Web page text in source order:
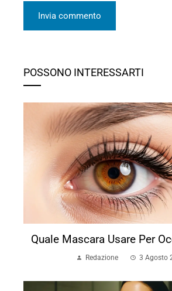
POSSONO INTERESSARTI
Quale Mascara Usare Per
Redazione 3 Agosto